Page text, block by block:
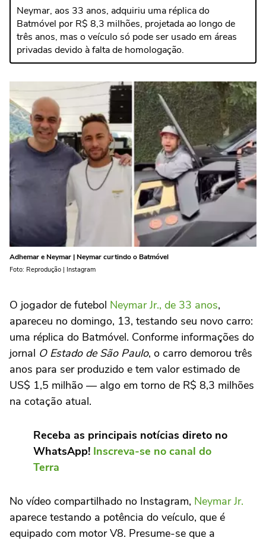
Neymar, aos 33 anos, adquiriu uma réplica do
Batmóvel por R$ 8,3 milhões, projetada ao longo de
três anos, mas o veículo só pode ser usado em áreas
privadas devido à falta de homologação.
Adhemar e Neymar | Neymar curtindo o Batmóvel
Foto: Reprodução | Instagram
O jogador de futebol Neymar Jr., de 33 anos,
apareceu no domingo, 13, testando seu novo carro:
uma réplica do Batmóvel. Conforme informações do
jornal O Estado de São Paulo, o carro demorou três
anos para ser produzido e tem valor estimado de
US$ 1,5 milhão — algo em torno de R$ 8,3 milhões
na cotação atual.
Receba as principais notícias direto no
WhatsApp! Inscreva-se no canal do
Terra
No vídeo compartilhado no Instagram, Neymar Jr.
aparece testando a potência do veículo, que é
equipado com motor V8. Presume-se que a